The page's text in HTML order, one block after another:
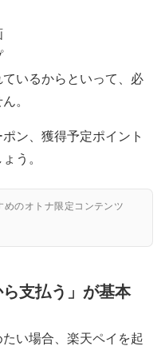
いるからといって、必
。
ン、獲得予定ポイント
う。
のオトナ限定コンテンツ
支払う」が基本
い場合、楽天ペイを起